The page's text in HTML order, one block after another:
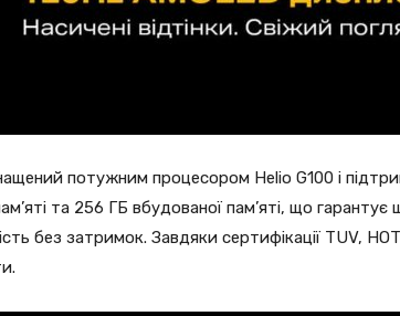
потужним процесором Helio G100 і
та 256 ГБ вбудованої пам’яті, що
без затримок. Завдяки сертифікації TUV,